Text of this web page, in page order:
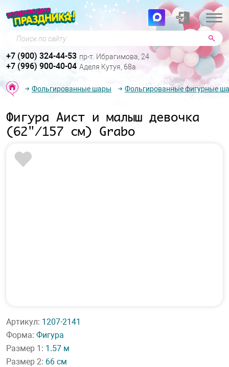
Поиск по сайту
+7 (900) 324-44-53 пр-т. Ибрагимова, 24
+7 (996) 900-40-04 Аделя Кутуя, 68а
Фольгированные шары Фольгированные фигурные
Фигура Аист и малыш девочка
(62"/157 см) Grabo
Артикул: 1207-2141
Форма: Фигура
Размер 1: 1.57 м
Размер 2: 66 см